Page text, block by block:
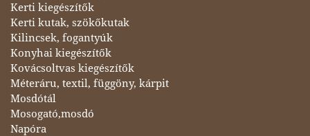
Kerti kiegészítők
Kerti kutak, szökőkutak
Kilincsek, fogantyúk
Konyhai kiegészítők
Kovácsoltvas kiegészítők
Méteráru, textil, függöny, kárpit
Mosdótál
Mosogató,mosdó
Napóra